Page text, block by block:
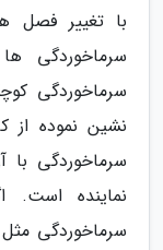
با تغییر
سرماخوردگی
سرماخوردگی
نشین نموده از
سرماخوردگی با
نماینده است.
سرماخوردگی